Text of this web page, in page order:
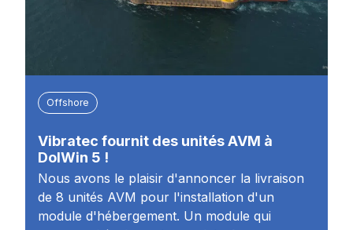
Offshore
Vibratec fournit des unités AVM à
DolWin 5 !
Nous avons le plaisir d'annoncer la livraison
de 8 unités AVM pour l'installation d'un
module d'hébergement. Un module qui